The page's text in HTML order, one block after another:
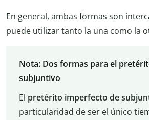
En general, ambas formas son
puede utilizar tanto la una como la
Nota: Dos formas para el
subjuntivo
El pretérito imperfecto de
particularidad de ser el único